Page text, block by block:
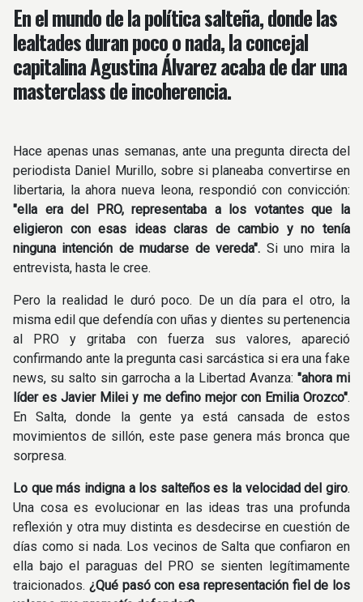
En el mundo de la política salteña, donde las
lealtades duran poco o nada, la concejal
capitalina Agustina Álvarez acaba de dar una
masterclass de incoherencia.
Hace apenas unas semanas, ante una pregunta directa del
periodista Daniel Murillo, sobre si planeaba convertirse en
libertaria, la ahora nueva leona, respondió con convicción:
"ella era del PRO, representaba a los votantes que la
eligieron con esas ideas claras de cambio y no tenía
ninguna intención de mudarse de vereda". Si uno mira la
entrevista, hasta le cree.
Pero la realidad le duró poco. De un día para el otro, la
misma edil que defendía con uñas y dientes su pertenencia
al PRO y gritaba con fuerza sus valores, apareció
confirmando ante la pregunta casi sarcástica si era una fake
news, su salto sin garrocha a la Libertad Avanza: "ahora mi
líder es Javier Milei y me defino mejor con Emilia Orozco".
En Salta, donde la gente ya está cansada de estos
movimientos de sillón, este pase genera más bronca que
sorpresa.
Lo que más indigna a los salteños es la velocidad del giro.
Una cosa es evolucionar en las ideas tras una profunda
reflexión y otra muy distinta es desdecirse en cuestión de
días como si nada. Los vecinos de Salta que confiaron en
ella bajo el paraguas del PRO se sienten legítimamente
traicionados. ¿Qué pasó con esa representación fiel de los